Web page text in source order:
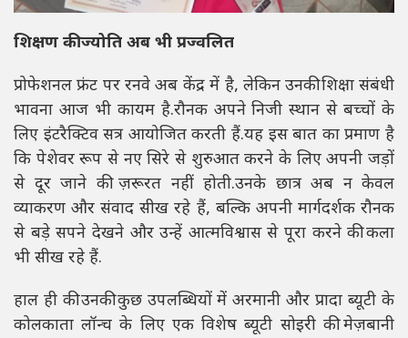
शिक्षण की ज्योति अब भी प्रज्वलित
प्रोफेशनल फ्रंट पर रनवे अब केंद्र में है, लेकिन उनकी शिक्षा संबंधी
भावना आज भी कायम है.रौनक अपने निजी स्थान से बच्चों के
लिए इंटरैक्टिव सत्र आयोजित करती हैं.यह इस बात का प्रमाण है
कि पेशेवर रूप से नए सिरे से शुरुआत करने के लिए अपनी जड़ों
से दूर जाने की ज़रूरत नहीं होती.उनके छात्र अब न केवल
व्याकरण और संवाद सीख रहे हैं, बल्कि अपनी मार्गदर्शक रौनक
से बड़े सपने देखने और उन्हें आत्मविश्वास से पूरा करने की कला
भी सीख रहे हैं.
हाल ही की उनकी कुछ उपलब्धियों में अरमानी और प्रादा ब्यूटी के
कोलकाता लॉन्च के लिए एक विशेष ब्यूटी सोइरी की मेज़बानी